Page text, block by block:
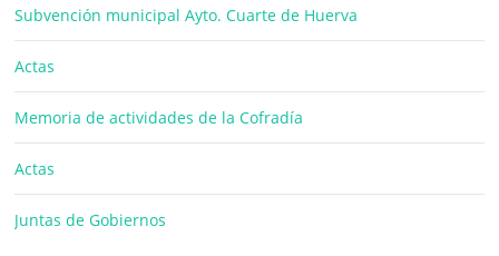
Subvención municipal Ayto. Cuarte de Huerva
Actas
Memoria de actividades de la Cofradía
Actas
Juntas de Gobiernos